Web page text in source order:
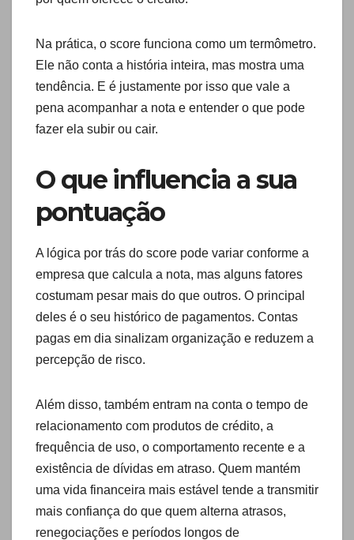
Na prática, o score funciona como um termômetro.
Ele não conta a história inteira, mas mostra uma
tendência. E é justamente por isso que vale a
pena acompanhar a nota e entender o que pode
fazer ela subir ou cair.
O que influencia a sua
pontuação
A lógica por trás do score pode variar conforme a
empresa que calcula a nota, mas alguns fatores
costumam pesar mais do que outros. O principal
deles é o seu histórico de pagamentos. Contas
pagas em dia sinalizam organização e reduzem a
percepção de risco.
Além disso, também entram na conta o tempo de
relacionamento com produtos de crédito, a
frequência de uso, o comportamento recente e a
existência de dívidas em atraso. Quem mantém
uma vida financeira mais estável tende a transmitir
mais confiança do que quem alterna atrasos,
renegociações e períodos longos de